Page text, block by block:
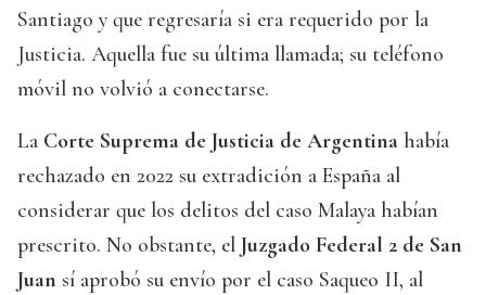
Santiago y que regresaría si era requerido por la
Justicia. Aquella fue su última llamada; su teléfono
móvil no volvió a conectarse.
La Corte Suprema de Justicia de Argentina había
rechazado en 2022 su extradición a España al
considerar que los delitos del caso Malaya habían
prescrito. No obstante, el Juzgado Federal 2 de San
Juan sí aprobó su envío por el caso Saqueo II, al